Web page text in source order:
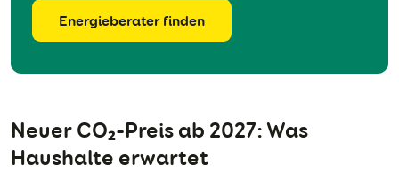
Energieberater finden
Neuer CO₂-Preis ab 2027: Was
Haushalte erwartet